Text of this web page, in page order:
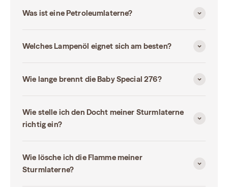
Was ist eine Petroleumlaterne?
Welches Lampenöl eignet sich am besten?
Wie lange brennt die Baby Special 276?
Wie stelle ich den Docht meiner Sturmlaterne
richtig ein?
Wie lösche ich die Flamme meiner
Sturmlaterne?